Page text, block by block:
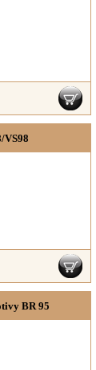
VS98
BR 95